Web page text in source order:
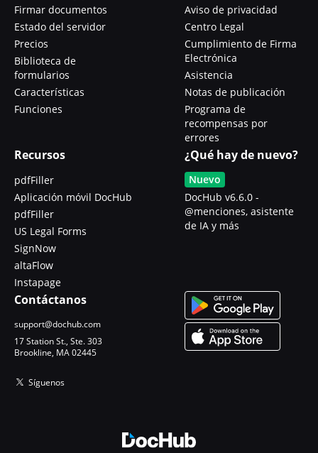
Firmar documentos
Estado del servidor
Precios
Biblioteca de
formularios
Características
Funciones
Aviso de privacidad
Centro Legal
Cumplimiento de Firma
Electrónica
Asistencia
Notas de publicación
Programa de
recompensas por
errores
Recursos
pdfFiller
Aplicación móvil DocHub
pdfFiller
US Legal Forms
SignNow
altaFlow
Instapage
¿Qué hay de nuevo?
Nuevo
DocHub v6.6.0 -
@menciones, asistente
de IA y más
Contáctanos
support@dochub.com
17 Station St., Ste. 303
Brookline, MA 02445
Síguenos